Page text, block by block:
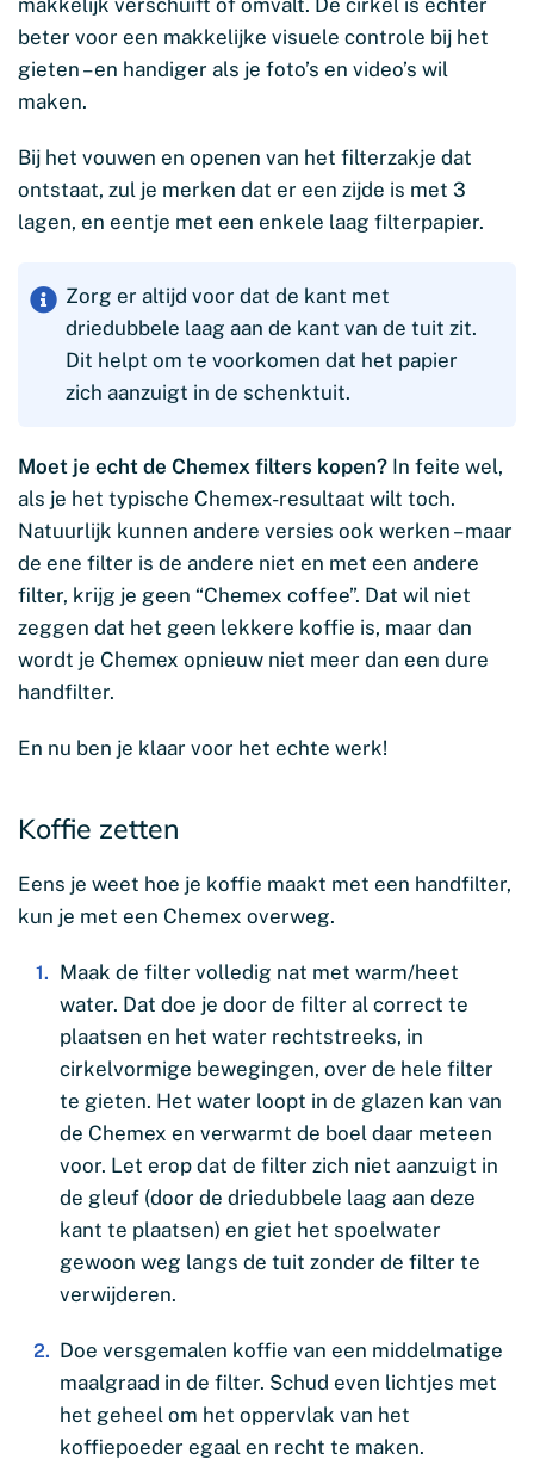
beter voor een makkelijke visuele controle bij het
gieten – en handiger als je foto’s en video’s wil
maken.
Bij het vouwen en openen van het filterzakje dat
ontstaat, zul je merken dat er een zijde is met 3
lagen, en eentje met een enkele laag filterpapier.
Zorg er altijd voor dat de kant met
driedubbele laag aan de kant van de tuit zit.
Dit helpt om te voorkomen dat het papier
zich aanzuigt in de schenktuit.
Moet je echt de Chemex filters kopen? In feite wel,
als je het typische Chemex-resultaat wilt toch.
Natuurlijk kunnen andere versies ook werken – maar
de ene filter is de andere niet en met een andere
filter, krijg je geen “Chemex coffee”. Dat wil niet
zeggen dat het geen lekkere koffie is, maar dan
wordt je Chemex opnieuw niet meer dan een dure
handfilter.
En nu ben je klaar voor het echte werk!
Koffie zetten
Eens je weet hoe je koffie maakt met een handfilter,
kun je met een Chemex overweg.
Maak de filter volledig nat met warm/heet
water. Dat doe je door de filter al correct te
plaatsen en het water rechtstreeks, in
cirkelvormige bewegingen, over de hele filter
te gieten. Het water loopt in de glazen kan van
de Chemex en verwarmt de boel daar meteen
voor. Let erop dat de filter zich niet aanzuigt in
de gleuf (door de driedubbele laag aan deze
kant te plaatsen) en giet het spoelwater
gewoon weg langs de tuit zonder de filter te
verwijderen.
Doe versgemalen koffie van een middelmatige
maalgraad in de filter. Schud even lichtjes met
het geheel om het oppervlak van het
koffiepoeder egaal en recht te maken.